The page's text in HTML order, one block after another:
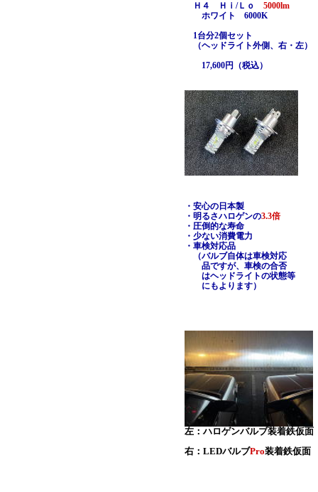
Ｈ４ Ｈｉ/Ｌｏ 5000lm
ホワイト 6000K
1台分2個セット
（ヘッドライト外側、右・左）
17,600円（税込）
・安心の日本製
・明るさハロゲンの3.3倍
・圧倒的な寿命
・少ない消費電力
・車検対応品
（バルブ自体は車検対応
品ですが、車検の合否
はヘッドライトの状態等
にもよります）
左：ハロゲンバルブ装着鉄仮面
右：LEDバルブPro装着鉄仮面